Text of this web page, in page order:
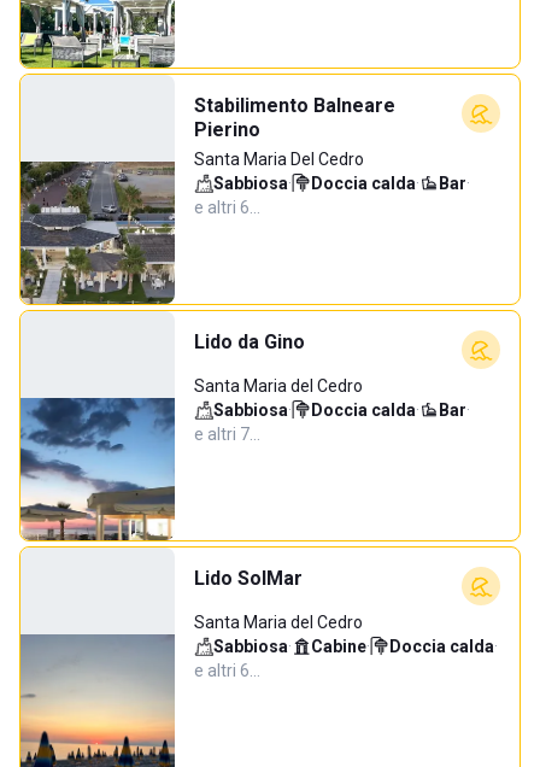
Stabilimento Balneare
Pierino
Santa Maria Del Cedro
Sabbiosa· Doccia calda· Bar·
e altri 6…
Lido da Gino
Santa Maria del Cedro
Sabbiosa· Doccia calda· Bar·
e altri 7…
Lido SolMar
Santa Maria del Cedro
Sabbiosa· Cabine· Doccia calda·
e altri 6…